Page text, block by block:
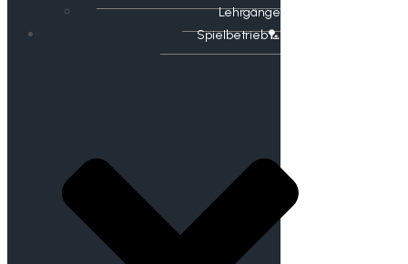
Lehrgänge
Spielbetrieb🏸